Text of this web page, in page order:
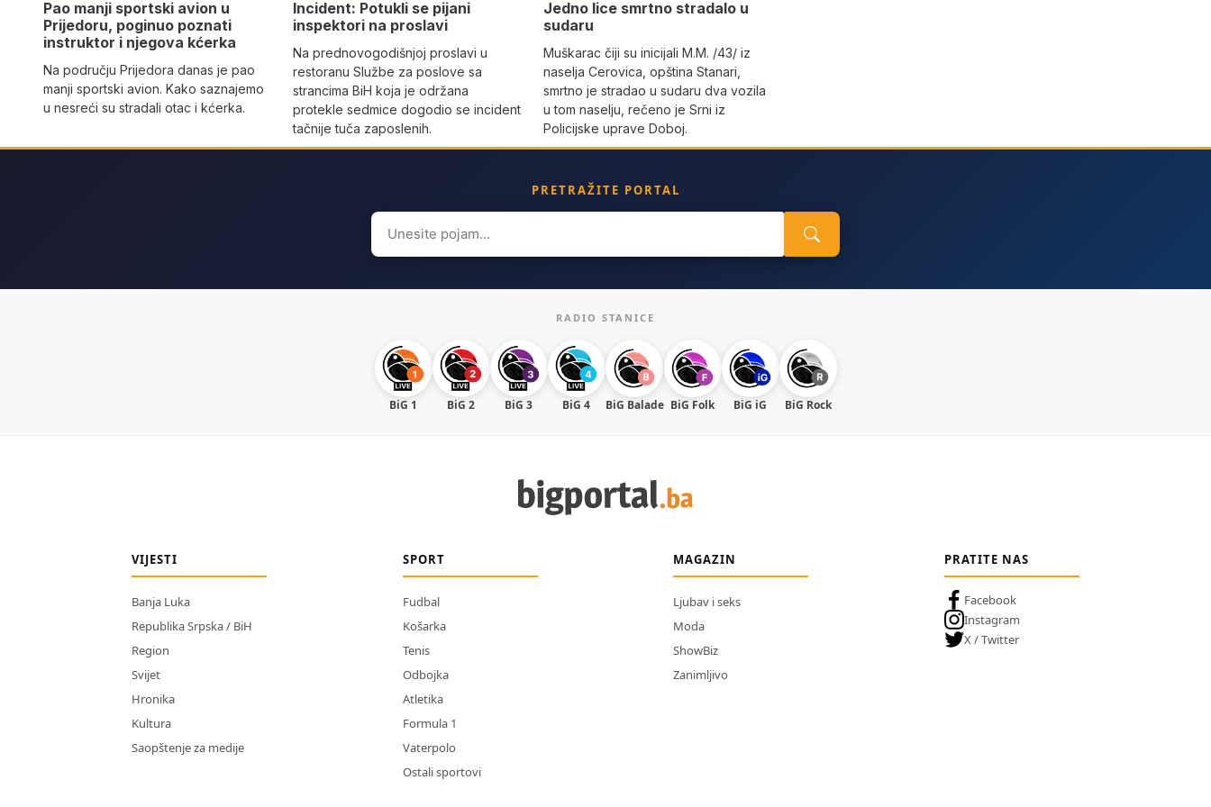
Pao manji sportski avion u
Prijedoru, poginuo poznati
instruktor i njegova kćerka
Na području Prijedora danas je pao
manji sportski avion. Kako saznajemo
u nesreći su stradali otac i kćerka.
Incident: Potukli se pijani
inspektori na proslavi
Na prednovogodišnjoj proslavi u
restoranu Službe za poslove sa
strancima BiH koja je održana
protekle sedmice dogodio se incident
tačnije tuča zaposlenih.
Јedno lice smrtno stradalo u
sudaru
Muškarac čiji su inicijali M.M. /43/ iz
naselja Cerovica, opština Stanari,
smrtno je stradao u sudaru dva vozila
u tom naselju, rečeno je Srni iz
Policijske uprave Doboj.
PRETRAŽITE PORTAL
Search
for:
RADIO STANICE
BiG 1 BiG 2 BiG 3 BiG 4 BiG Balade BiG Folk BiG iG BiG Rock
VIJESTI
Banja Luka
Republika Srpska / BiH
Region
Svijet
Hronika
Kultura
Saopštenje za medije
SPORT
Fudbal
Košarka
Tenis
Odbojka
Atletika
Formula 1
Vaterpolo
Ostali sportovi
MAGAZIN
Ljubav i seks
Moda
ShowBiz
Zanimljivo
PRATITE NAS
Facebook
Instagram
X / Twitter